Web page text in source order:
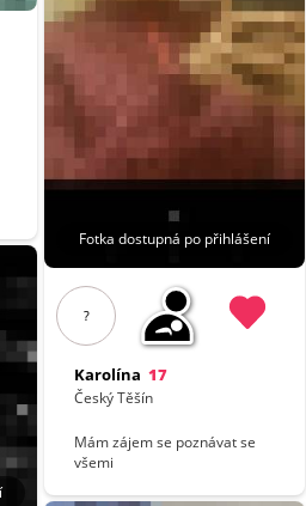
Fotka dostupná po přihlášení
?
Karolína 17
Český Těšín
Mám zájem se poznávat se
všemi